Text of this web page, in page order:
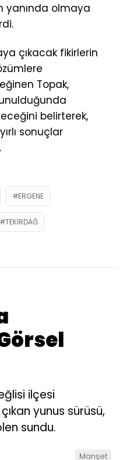
yanında olmaya
çıkacak fikirlerin
Topak,
belirterek,
sonuçlar
ERGENE
TEKIRDAĞ
ilçesi
yunus sürüsü,
sundu.
Manşet